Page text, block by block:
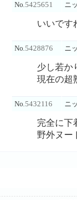
No.5425651 ニ
いいです
No.5428876 ニ
少し若か
現在の超
No.5432116 ニ
完全に下
野外ヌー